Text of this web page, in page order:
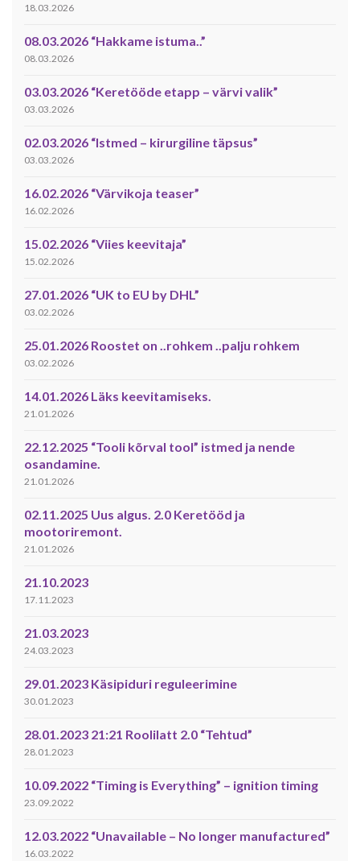
18.03.2026
08.03.2026 “Hakkame istuma..”
08.03.2026
03.03.2026 “Keretööde etapp – värvi valik”
03.03.2026
02.03.2026 “Istmed – kirurgiline täpsus”
03.03.2026
16.02.2026 “Värvikoja teaser”
16.02.2026
15.02.2026 “Viies keevitaja”
15.02.2026
27.01.2026 “UK to EU by DHL”
03.02.2026
25.01.2026 Roostet on ..rohkem ..palju rohkem
03.02.2026
14.01.2026 Läks keevitamiseks.
21.01.2026
22.12.2025 “Tooli kõrval tool” istmed ja nende
osandamine.
21.01.2026
02.11.2025 Uus algus. 2.0 Keretööd ja
mootoriremont.
21.01.2026
21.10.2023
17.11.2023
21.03.2023
24.03.2023
29.01.2023 Käsipiduri reguleerimine
30.01.2023
28.01.2023 21:21 Roolilatt 2.0 “Tehtud”
28.01.2023
10.09.2022 “Timing is Everything” – ignition timing
23.09.2022
12.03.2022 “Unavailable – No longer manufactured”
16.03.2022